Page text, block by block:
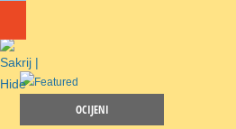
OCIJENI